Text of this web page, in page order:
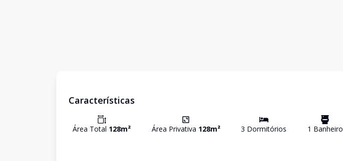
Características
Área Total 128m² Área Privativa 128m² 3 Dormitórios 1 Banheiro